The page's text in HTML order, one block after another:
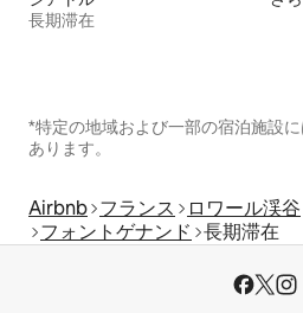
長期滞在
*特定の地域および一部の宿泊施設
あります。
Airbnb フランス ロワール渓谷
フォントゲナンド 長期滞在